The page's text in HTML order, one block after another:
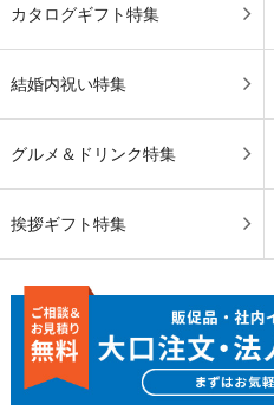
カタログギフト特集
結婚内祝い特集
グルメ＆ドリンク特集
挨拶ギフト特集